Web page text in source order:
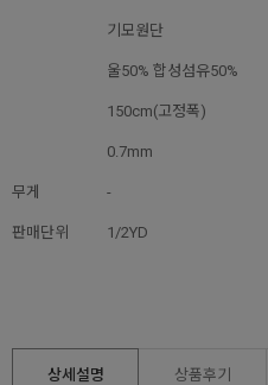
기모원단
울50% 합성섬유50%
150cm(고정폭)
0.7mm
무게 -
판매단위 1/2YD
상세설명 상품후기